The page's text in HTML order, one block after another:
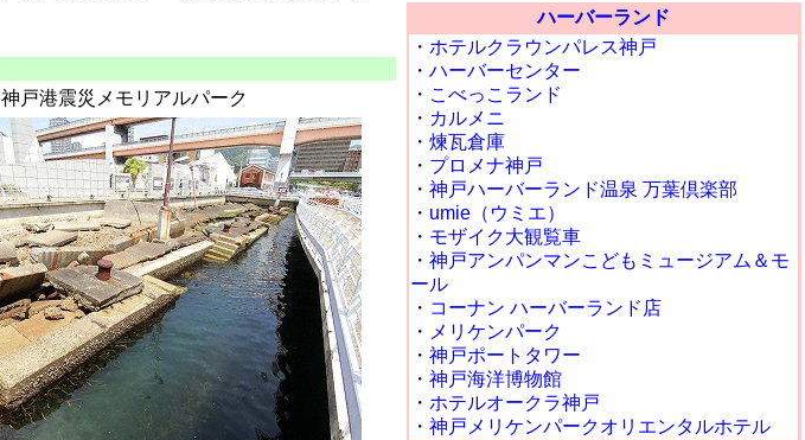
神戸港震災メモリアルパーク
ハーバーランド
・ ホテルクラウンパレス神戸
・ ハーバーセンター
・ こべっこランド
・ カルメニ
・ 煉瓦倉庫
・ プロメナ神戸
・ 神戸ハーバーランド温泉 万葉倶楽部
・ umie（ウミエ）
・ モザイク大観覧車
・ 神戸アンパンマンこどもミュージアム＆モ
ール
・ コーナン ハーバーランド店
・ メリケンパーク
・ 神戸ポートタワー
・ 神戸海洋博物館
・ ホテルオークラ神戸
・ 神戸メリケンパークオリエンタルホテル